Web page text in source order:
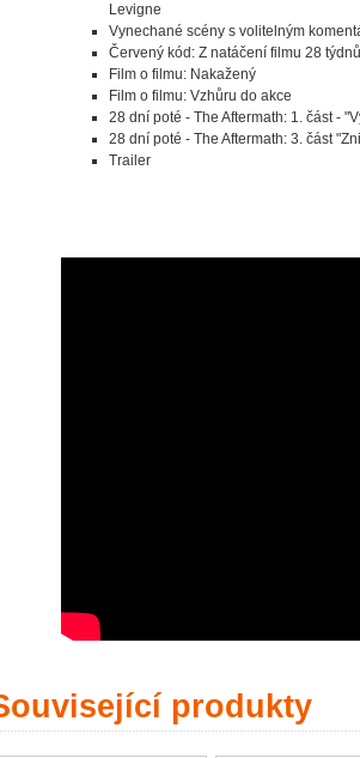
Levigne
Vynechané scény s volitelným
Červený kód: Z natáčení filmu 28
Film o filmu: Nakažený
Film o filmu: Vzhůru do akce
28 dní poté - The Aftermath: 1. část -
28 dní poté - The Aftermath: 3. část
Trailer
produkty